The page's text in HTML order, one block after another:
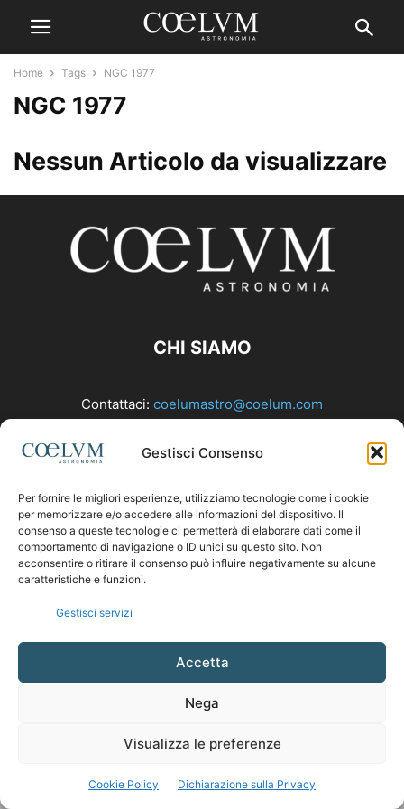
Gestisci Consenso
Per fornire le migliori esperienze, utilizziamo tecnologie come i cookie
per memorizzare e/o accedere alle informazioni del dispositivo. Il
consenso a queste tecnologie ci permetterà di elaborare dati come il
comportamento di navigazione o ID unici su questo sito. Non
acconsentire o ritirare il consenso può influire negativamente su alcune
caratteristiche e funzioni.
Gestisci servizi
Accetta
Nega
Visualizza le preferenze
Cookie Policy Dichiarazione sulla Privacy
Home Tags NGC 1977
NGC 1977
Nessun Articolo da visualizzare
CHI SIAMO
Contattaci: coelumastro@coelum.com
SEGUICI